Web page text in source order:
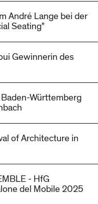
André Lange bei der
Seating"
Gewinnerin des
Württemberg
of Architecture in
- HfG
del Mobile 2025